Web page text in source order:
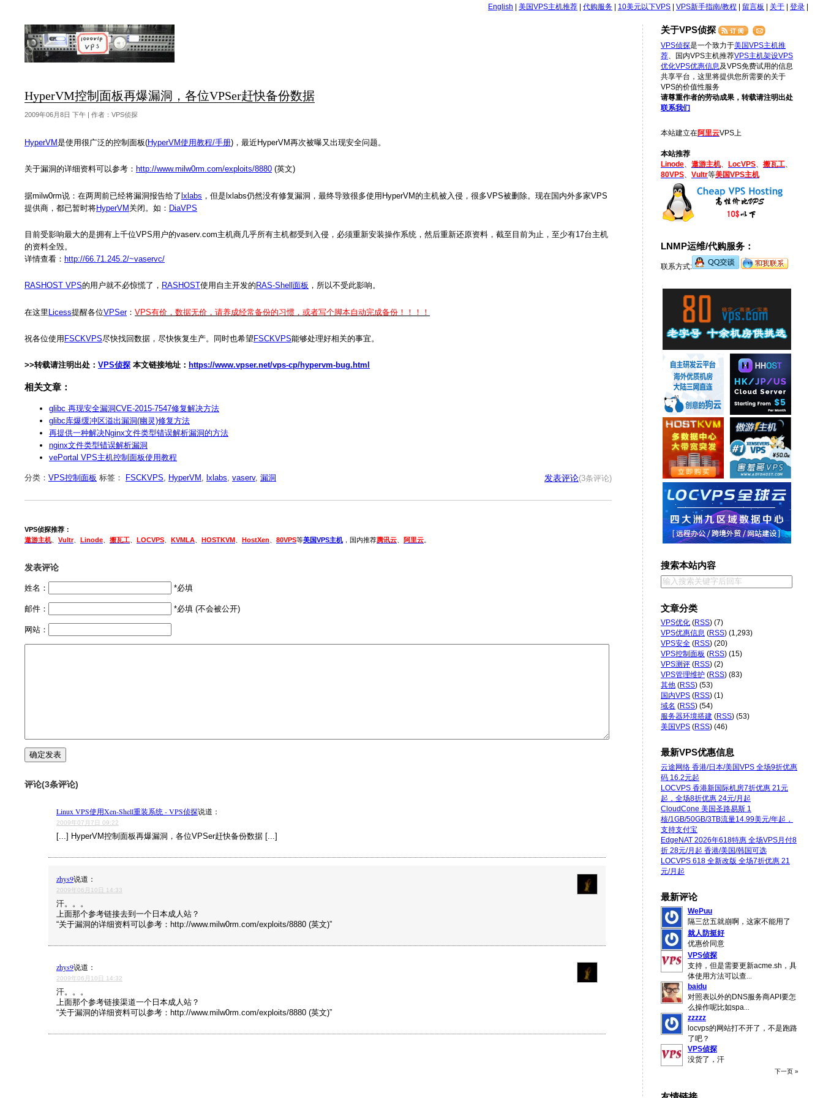
English 美国VPS主机推荐 代购服务 10美元以下VPS VPS新手指南/教程 留言板 关于 登录
HyperVM控制面板再爆漏洞，各位VPSer赶快备份数据
2009年06月8日 下午 | 作者：VPS侦探
HyperVM是使用很广泛的控制面板(HyperVM使用教程/手册)，最近HyperVM再次被曝又出现安全问题。
关于漏洞的详细资料可以参考： http://www.milw0rm.com/exploits/8880 (英文)
据milw0rm说：在两周前已经将漏洞报告给了lxlabs ，但是lxlabs仍然没有修复漏洞，最终导致很多使用HyperVM的主机被入侵，很多VPS被删除。现在国内外多家VPS
提供商，都已暂时将HyperVM关闭。如： DiaVPS
目前受影响最大的是拥有上千位VPS用户的vaserv.com主机商几乎所有主机都受到入侵，必须重新安装操作系统，然后重新还原资料，截至目前为止，至少有17台主机
的资料全毁。
详情查看： http://66.71.245.2/~vaservc/
RASHOST VPS的用户就不必惊慌了， RASHOST使用自主开发的 RAS-Shell面板 ，所以不受此影响。
在这里Licess提醒各位VPSer： VPS有价，数据无价，请养成经常备份的习惯，或者写个脚本自动完成备份！！！！
祝各位使用 FSCKVPS尽快找回数据，尽快恢复生产。同时也希望 FSCKVPS能够处理好相关的事宜。
>>转载请注明出处： VPS侦探 本文链接地址： https://www.vpser.net/vps-cp/hypervm-bug.html
相关文章：
glibc 再现安全漏洞CVE-2015-7547修复解决方法
glibc库爆缓冲区溢出漏洞(幽灵)修复方法
再提供一种解决Nginx文件类型错误解析漏洞的方法
nginx文件类型错误解析漏洞
vePortal VPS主机控制面板使用教程
发表评论(3条评论)
分类： VPS控制面板 标签： FSCKVPS HyperVM lxlabs vaserv, 漏洞
VPS侦探推荐：
遨游主机
Vultr、 Linode 搬瓦工 LOCVPS KVMLA HOSTKVM HostXen 80VPS等美国VPS主机 ，国内推荐腾讯云 阿里云。
发表评论
姓名： *必填
邮件： *必填 (不会被公开)
网站：
评论(3条评论)
Linux VPS使用Xen-Shell重装系统 - VPS侦探说道：
2009年07月7日 09:22
[...] HyperVM控制面板再爆漏洞，各位VPSer赶快备份数据 [...]
zhys9说道：
2009年06月10日 14:33
汗。。。
上面那个参考链接去到一个日本成人站？
“关于漏洞的详细资料可以参考：http://www.milw0rm.com/exploits/8880 (英文)”
zhys9说道：
2009年06月10日 14:32
汗。。。
上面那个参考链接渠道一个日本成人站？
“关于漏洞的详细资料可以参考：http://www.milw0rm.com/exploits/8880 (英文)”
关于VPS侦探
VPS侦探是一个致力于美国VPS主机推
荐 、国内VPS主机推荐VPS主机架设VPS
优化VPS优惠信息 及VPS免费试用的信息
共享平台，这里将提供您所需要的关于
VPS的价值性服务
请尊重作者的劳动成果，转载请注明出处
联系我们
本站建立在阿里云VPS上
本站推荐
Linode
遨游主机、 LocVPS 搬瓦工
80VPS
Vultr等美国VPS主机
LNMP运维/代购服务：
联系方式:
搜索本站内容
文章分类
VPS优化 (RSS) (7)
VPS优惠信息 (RSS) (1,293)
VPS安全 (RSS) (20)
VPS控制面板 (RSS) (15)
VPS测评 (RSS) (2)
VPS管理维护 (RSS) (83)
其他 (RSS) (53)
国内VPS (RSS) (1)
域名 (RSS) (54)
服务器环境搭建 (RSS) (53)
美国VPS (RSS) (46)
最新VPS优惠信息
云途网络 香港/日本/美国VPS 全场9折优惠
码 16.2元起
LOCVPS 香港新国际机房7折优惠 21元
起，全场8折优惠 24元/月起
CloudCone 美国圣路易斯 1
核/1GB/50GB/3TB流量14.99美元/年起，
支持支付宝
EdgeNAT 2026年618特惠 全场VPS月付8
折 28元/月起 香港/美国/韩国可选
LOCVPS 618 全新改版 全场7折优惠 21
元/月起
最新评论
WePuu
隔三岔五就崩啊，这家不能用了
就人防挺好
优惠价同意
VPS侦探
支持，但是需要更新acme.sh，具
体使用方法可以查
baidu
对照表以外的DNS服务商API要怎
么操作呢比如spa
zzzzz
locvps的网站打不开了，不是跑路
了吧？
VPS侦探
没货了，汗
下一页 »